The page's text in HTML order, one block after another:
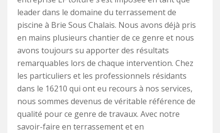
leader dans le domaine du terrassement de
piscine à Brie Sous Chalais. Nous avons déjà pris
en mains plusieurs chantier de ce genre et nous
avons toujours su apporter des résultats
remarquables lors de chaque intervention. Chez
les particuliers et les professionnels résidants
dans le 16210 qui ont eu recours à nos services,
nous sommes devenus de véritable référence de
qualité pour ce genre de travaux. Avec notre
savoir-faire en terrassement et en